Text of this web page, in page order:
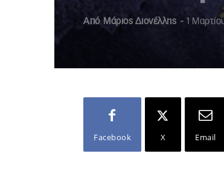
Από Μάριος Διονέλλης - 1
Facebook X Email